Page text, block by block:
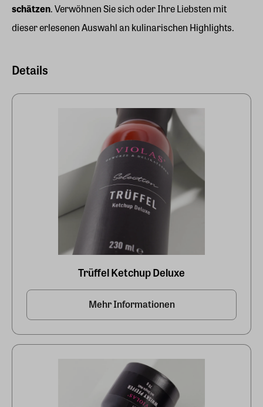
schätzen. Verwöhnen Sie sich oder Ihre Liebsten mit
dieser erlesenen Auswahl an kulinarischen Highlights.
Details
Trüffel Ketchup Deluxe
Mehr Informationen